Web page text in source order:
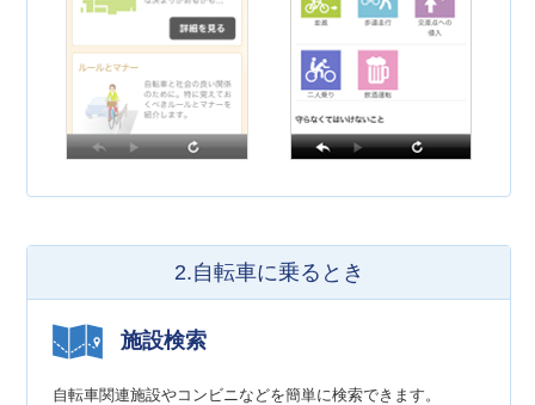
2.自転車に乗るとき
施設検索
自転車関連施設やコンビニなどを簡単に検索できます。